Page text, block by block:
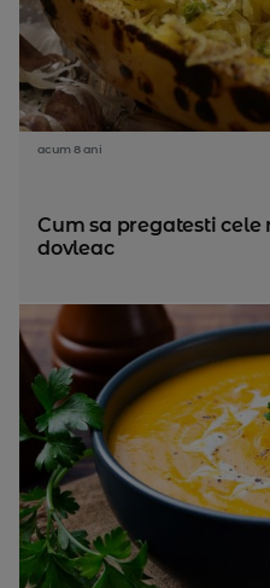
acum 8 ani
Cum sa pregatesti
dovleac